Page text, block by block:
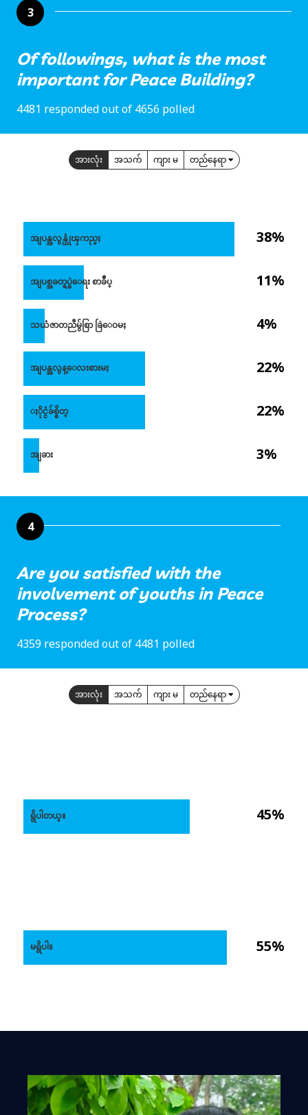
3
Of followings, what is the most
important for Peace Building?
4481 responded out of 4656 polled
အားလုံး အသက် ကျား မ တည်နေရာ
38%
11%
4%
22%
22%
3%
အျပန္အလွန္ယုံၾကည္မႈ
အျပစ္အခတ္ရပ္စဲေရး စာခ်ဳပ္
သယံဇာတညီမွ်စြာ ခြဲေဝမႈ
အျပန္အလွန္ေလးစားမႈ
ႏိုင္ငံခ်စ္စိတ္
အျခား
4
Are you satisfied with the
involvement of youths in Peace
Process?
4359 responded out of 4481 polled
အားလုံး အသက် ကျား မ တည်နေရာ
45%
55%
ရွိပါတယ္။
မရွိပါ။